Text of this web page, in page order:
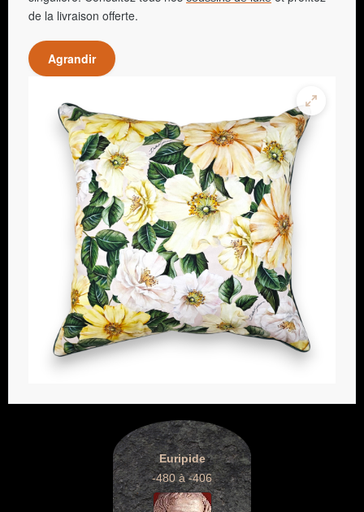
de la livraison offerte.
Agrandir
Euripide
-480 à -406